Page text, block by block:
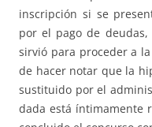
inscripción si se
por el pago de
sirvió para proceder a
de hacer notar que la
sustituido por el
dada está íntimamente